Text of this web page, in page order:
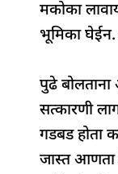
मकोका
भूमिका
पुढे
सत्कारणी
गडबड होता
जास्त आणता